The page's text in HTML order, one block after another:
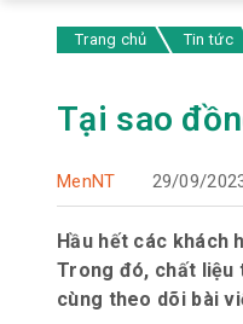
Trang chủ Tin tức
Tại sao
MenNT 29/09/
Hầu hết các khách
Trong đó, chất liệu
cùng theo dõi bài